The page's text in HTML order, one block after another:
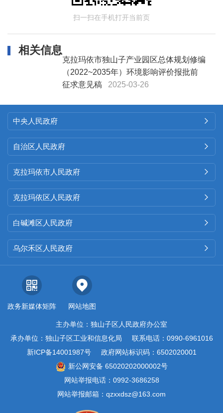
扫一扫在手机打开当前页
相关信息
克拉玛依市独山子产业园区总体规划修编
（2022~2035年）环境影响评价报批前
征求意见稿
2025-03-26
中央人民政府 
自治区人民政府 
克拉玛依市人民政府 
克拉玛依区人民政府 
白碱滩区人民政府 
乌尔禾区人民政府 
政务新媒体矩阵 网站地图
主办单位：独山子区人民政府办公室
承办单位：独山子区工业和信息化局
联系电话：0990-6961016
新ICP备14001987号
政府网站标识码：6502020001
新公网安备 65020202000002号
网站举报电话：0992-3686258
网站举报邮箱：qzxxdsz@163.com